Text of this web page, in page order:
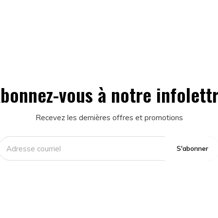
vous à notre
Recevez les dernières offres et promotions
S'abonner